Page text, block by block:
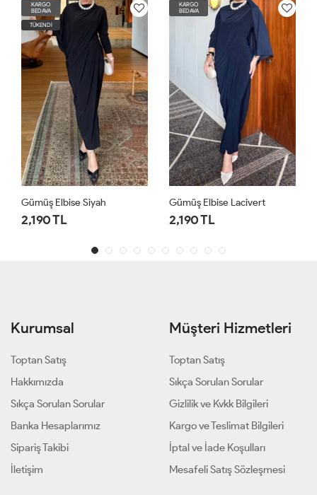
KARGO
BEDAVA
Gümüş Elbise Lacivert
2,190 TL
KARGO
BEDAVA
Gümüş Elbise Haki
2,190 TL
Kurumsal
Toptan Satış
Hakkımızda
Sıkça Sorulan Sorular
Banka Hesaplarımız
Sipariş Takibi
İletişim
Müşteri Hizmetleri
Toptan Satış
Sıkça Sorulan Sorular
Gizlilik ve Kvkk Bilgileri
Kargo ve Teslimat Bilgileri
İptal ve İade Koşulları
Mesafeli Satış Sözleşmesi